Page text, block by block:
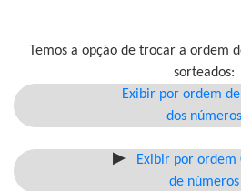
Temos a opção de trocar a ordem
sorteados:
Exibir por ordem
dos números
Exibir por ordem
de números